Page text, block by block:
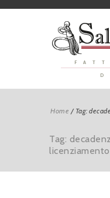
Home / Tag:
Tag:
licenziamento